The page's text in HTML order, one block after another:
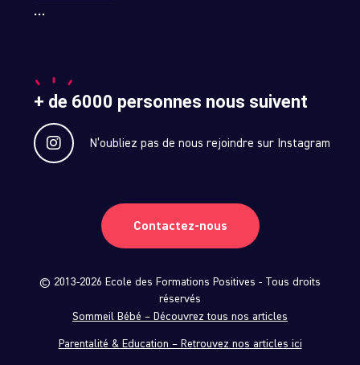
…
+ de 6000 personnes nous suivent
N’oubliez pas de nous rejoindre sur Instagram
Contactez-nous
© 2013-2026 Ecole des Formations Positives - Tous droits
réservés
Sommeil Bébé – Découvrez tous nos articles
Parentalité & Education – Retrouvez nos articles ici